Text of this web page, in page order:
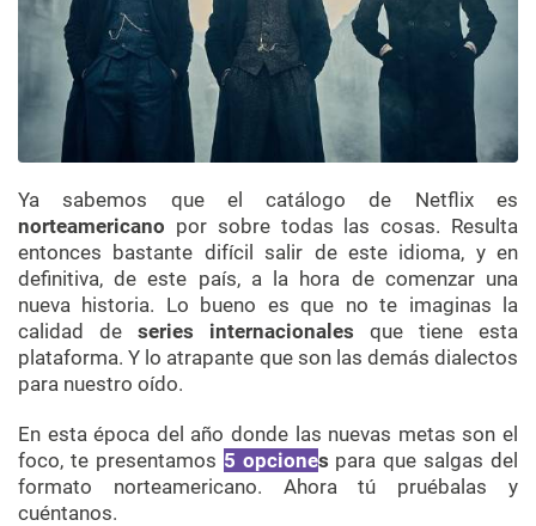
Ya sabemos que el catálogo de Netflix es
norteamericano por sobre todas las cosas. Resulta
entonces bastante difícil salir de este idioma, y en
definitiva, de este país, a la hora de comenzar una
nueva historia. Lo bueno es que no te imaginas la
calidad de series internacionales que tiene esta
plataforma. Y lo atrapante que son las demás dialectos
para nuestro oído.
En esta época del año donde las nuevas metas son el
foco, te presentamos 5 opciones para que salgas del
formato norteamericano. Ahora tú pruébalas y
cuéntanos.